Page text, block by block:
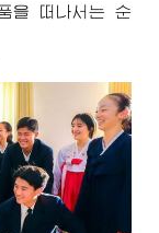
을 떠나서는 순